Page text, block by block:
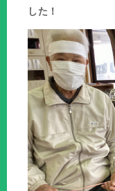
した！